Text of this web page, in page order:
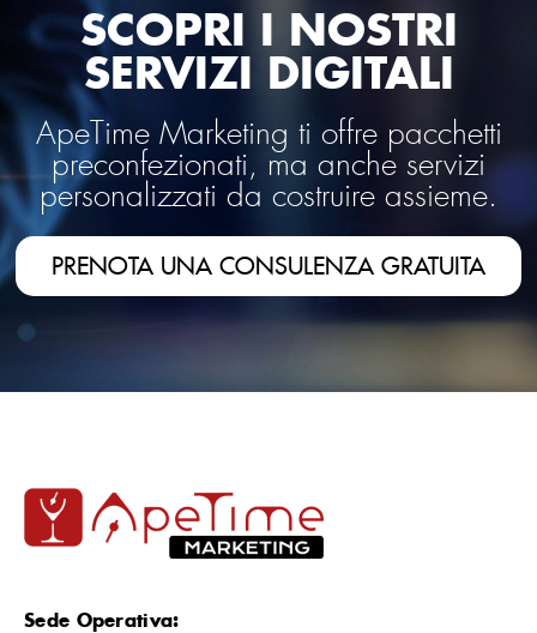
SCOPRI I NOSTRI
SERVIZI DIGITALI
ApeTime Marketing ti offre pacchetti
preconfezionati, ma anche servizi
personalizzati da costruire assieme.
PRENOTA UNA CONSULENZA GRATUITA
Sede Operativa: